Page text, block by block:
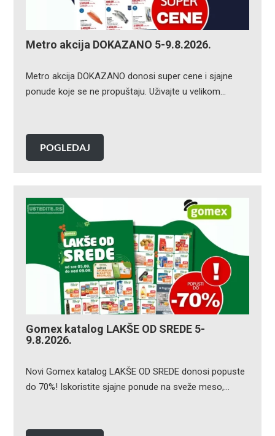
Metro akcija DOKAZANO 5-9.8.2026.
Metro akcija DOKAZANO donosi super cene i sjajne
ponude koje se ne propuštaju. Uživajte u velikom…
POGLEDAJ
Gomex katalog LAKŠE OD SREDE 5-
9.8.2026.
Novi Gomex katalog LAKŠE OD SREDE donosi popuste
do 70%! Iskoristite sjajne ponude na sveže meso,…